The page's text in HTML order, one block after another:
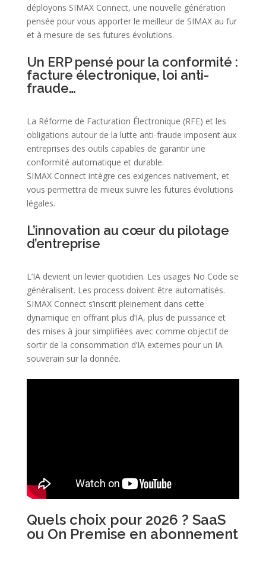
déployons SIMAX Connect, une nouvelle génération
pensée pour vous apporter le meilleur de SIMAX au fur
et à mesure de ses futures évolutions.
Un ERP pensé pour la conformité :
facture électronique, loi anti-
fraude…
La Réforme de Facturation Électronique (RFE) et les
obligations autour de la lutte anti-fraude imposent aux
entreprises des outils capables de garantir une
conformité automatique et durable.
SIMAX Connect intègre ces exigences nativement, et
vous permettra de mieux suivre les futures évolutions
légales.
L’innovation au cœur du pilotage
d’entreprise
L’IA devient un levier quotidien. Les usages No Code se
généralisent. Les process doivent être automatisés.
SIMAX Connect s’inscrit pleinement dans cette
dynamique en offrant plus d’IA, plus de puissance et
des mises à jour simplifiées avec comme objectif de
sortir de la consommation d’IA externes pour un IA
souverain sur la donnée.
Quels choix pour 2026 ? SaaS
ou On Premise en abonnement